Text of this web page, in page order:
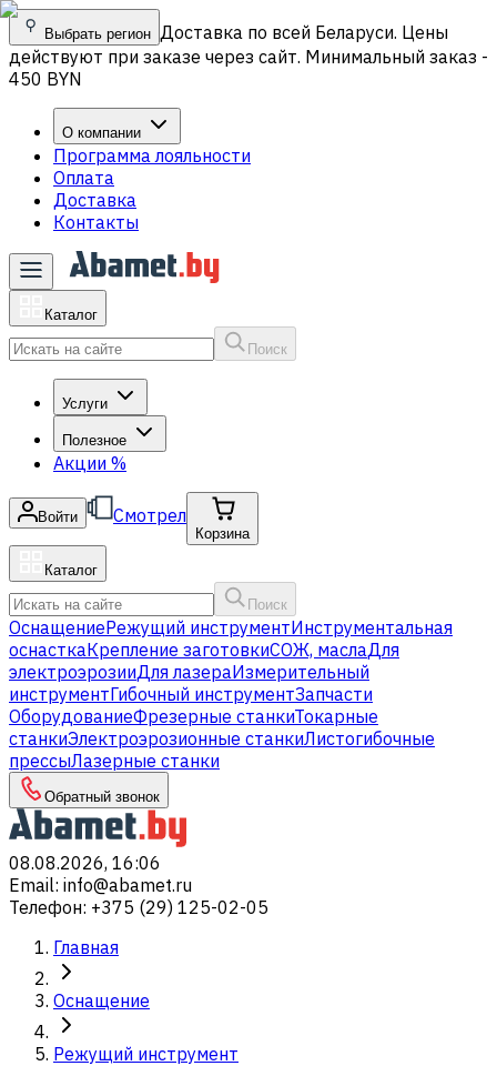
Выбрать регион Доставка по всей Беларуси. Цены
действуют при заказе через сайт. Минимальный заказ -
450 BYN
О компании
Программа лояльности
Оплата
Доставка
Контакты
Каталог
Поиск
Услуги
Полезное
Акции %
Войти Смотрел
Корзина
Каталог
Поиск
ОснащениеРежущий инструментИнструментальная
оснасткаКрепление заготовкиСОЖ, маслаДля
электроэрозииДля лазераИзмерительный
инструментГибочный инструментЗапчасти
ОборудованиеФрезерные станкиТокарные
станкиЭлектроэрозионные станкиЛистогибочные
прессыЛазерные станки
Обратный звонок
08.08.2026, 16:06
Email: info@abamet.ru
Телефон: +375 (29) 125-02-05
Главная
Оснащение
Режущий инструмент